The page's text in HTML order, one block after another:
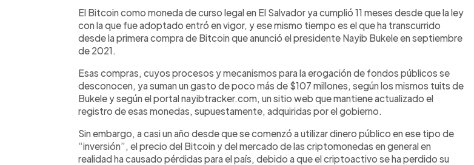
Escuchar artículo
El Bitcoin como moneda de curso legal en El Salvador ya cumplió 11 meses desde que la ley
con la que fue adoptado entró en vigor, y ese mismo tiempo es el que ha transcurrido
desde la primera compra de Bitcoin que anunció el presidente Nayib Bukele en septiembre
de 2021.
Esas compras, cuyos procesos y mecanismos para la erogación de fondos públicos se
desconocen, ya suman un gasto de poco más de $107 millones, según los mismos tuits de
Bukele y según el portal nayibtracker.com, un sitio web que mantiene actualizado el
registro de esas monedas, supuestamente, adquiridas por el gobierno.
Sin embargo, a casi un año desde que se comenzó a utilizar dinero público en ese tipo de
“inversión”, el precio del Bitcoin y del mercado de las criptomonedas en general en
realidad ha causado pérdidas para el país, debido a que el criptoactivo se ha perdido su